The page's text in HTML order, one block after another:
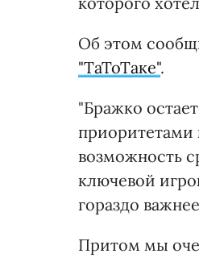
Об этом
"ТаТоТаке".
"Бражко
приоритетами
возможность
ключевой
гораздо
Притом мы